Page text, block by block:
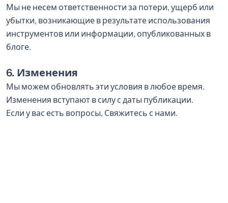
Мы не несем ответственности за потери, ущерб или
убытки, возникающие в результате использования
инструментов или информации, опубликованных в
блоге.
6. Изменения
Мы можем обновлять эти условия в любое время.
Изменения вступают в силу с даты публикации.
Если у вас есть вопросы, Свяжитесь с нами.